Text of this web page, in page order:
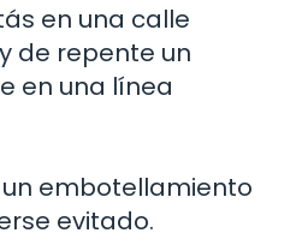
en una calle
de repente un
en una línea
un embotellamiento
evitado.